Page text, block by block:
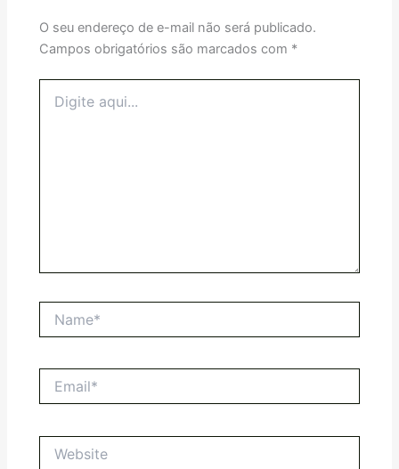
O seu endereço de e-mail não será publicado.
Campos obrigatórios são marcados com *
aqui...